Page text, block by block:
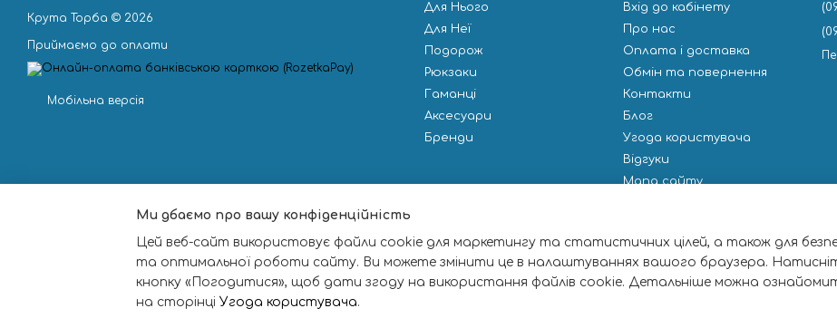
Крута Торба © 2026
Приймаємо до оплати
Мобільна версія
Для Нього
Для Неї
Подорож
Рюкзаки
Гаманці
Аксесуари
Бренди
Вхід до кабінету
Про нас
Оплата і доставка
Обмін та повернення
Контакти
Блог
Угода користувача
Відгуки
Мапа сайту
Ми в соцмережах
Ми дбаємо про вашу конфіденційність
Цей веб-сайт використовує файли cookie для маркетингу та статистичних цілей, а також для
та оптимальної роботи сайту. Ви можете змінити це в налаштуваннях вашого браузера.
кнопку «Погодитися», щоб дати згоду на використання файлів cookie. Детальніше можна
на сторінці Угода користувача.